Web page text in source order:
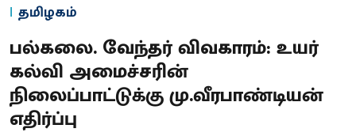
தமிழகம்
பல்கலை. வேந்தர் விவகாரம்: உயர்
கல்வி அமைச்சரின்
நிலைப்பாட்டுக்கு மு.வீரபாண்டியன்
எதிர்ப்பு